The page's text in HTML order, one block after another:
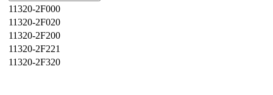
11320-2F000
11320-2F020
11320-2F200
11320-2F221
11320-2F320